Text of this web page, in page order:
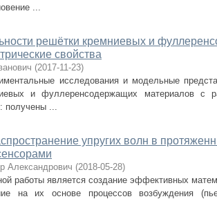
...
решётки кремниевых и
свойства
(2017-11-23)
исследования и модельные
и фуллеренсодержащих материалов с
получены ...
упругих волн в
Александрович (2018-05-28)
работы является создание эффективных
на их основе процессов возбуждения